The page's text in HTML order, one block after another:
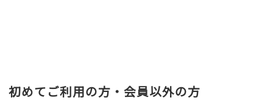
初めてご利用の方・会員以外の方